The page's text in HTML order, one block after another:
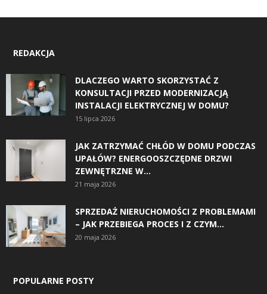
REDAKCJA
DLACZEGO WARTO SKORZYSTAĆ Z
KONSULTACJI PRZED MODERNIZACJĄ
INSTALACJI ELEKTRYCZNEJ W DOMU?
15 lipca 2026
JAK ZATRZYMAĆ CHŁÓD W DOMU PODCZAS
UPAŁÓW? ENERGOOSZCZĘDNE DRZWI
ZEWNĘTRZNE W...
21 maja 2026
SPRZEDAŻ NIERUCHOMOŚCI Z PROBLEMAMI
– JAK PRZEBIEGA PROCES I Z CZYM...
20 maja 2026
POPULARNE POSTY